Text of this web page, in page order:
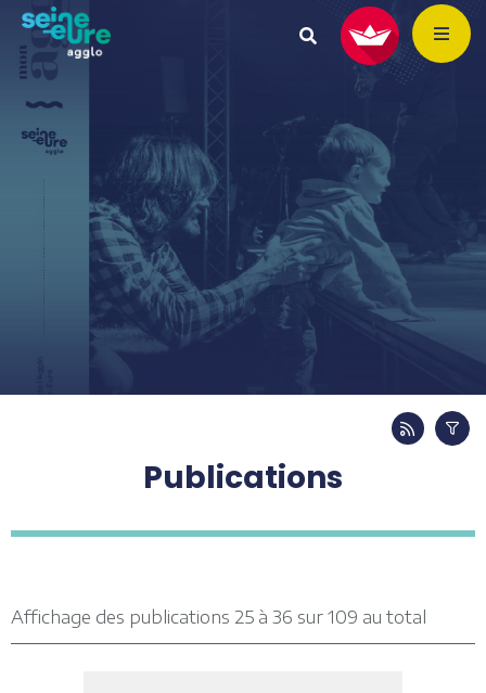
Publications
Affichage des publications 25 à 36 sur 109 au total